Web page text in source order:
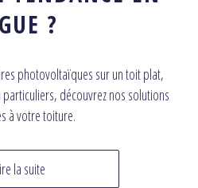
?
photovoltaïques sur un toit plat,
découvrez nos solutions
à votre toiture.
la suite